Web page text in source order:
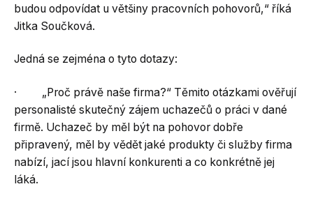
budou odpovídat u většiny pracovních pohovorů,“ říká
Jitka Součková.
Jedná se zejména o tyto dotazy:
· „Proč právě naše firma?“ Těmito otázkami ověřují
personalisté skutečný zájem uchazečů o práci v dané
firmě. Uchazeč by měl být na pohovor dobře
připravený, měl by vědět jaké produkty či služby firma
nabízí, jací jsou hlavní konkurenti a co konkrétně jej
láká.